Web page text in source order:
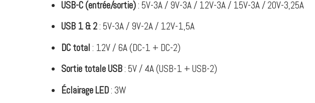
USB-C (entrée/sortie): 5V-3A / 9V-3A / 12V-3A / 15V-3A / 20V-3,25A
USB 1 & 2: 5V-3A / 9V-2A / 12V-1,5A
DC total : 12V / 6A (DC-1 + DC-2)
Sortie totale USB: 5V / 4A (USB-1 + USB-2)
Éclairage LED: 3W